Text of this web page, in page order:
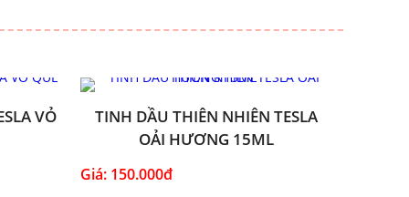
VỎ
TINH DẦU THIÊN NHIÊN TESLA
OẢI HƯƠNG 15ML
Giá: 150.000đ